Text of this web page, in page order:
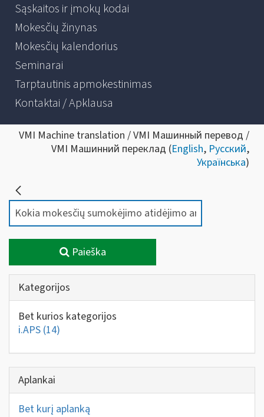
Sąskaitos ir įmokų kodai
Mokesčių žinynas
Mokesčių kalendorius
Seminarai
Tarptautinis apmokestinimas
Kontaktai / Apklausa
VMI Machine translation / VMI Машинный перевод /
VMI Машинний переклад (English, Русский,
Українська)
Paieška
Kategorijos
Bet kurios kategorijos
i.APS (14)
Aplankai
Bet kurį aplanką